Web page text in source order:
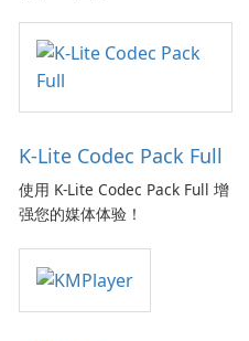
K-Lite Codec Pack Full
使用 K-Lite Codec Pack Full 增
强您的媒体体验！